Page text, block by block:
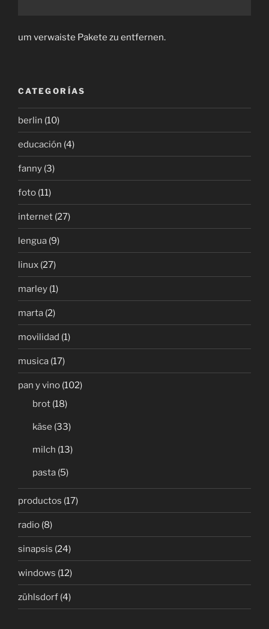
um verwaiste Pakete zu entfernen.
CATEGORÍAS
berlin (10)
educación (4)
fanny (3)
foto (11)
internet (27)
lengua (9)
linux (27)
marley (1)
marta (2)
movilidad (1)
musica (17)
pan y vino (102)
brot (18)
käse (33)
milch (13)
pasta (5)
productos (17)
radio (8)
sinapsis (24)
windows (12)
zühlsdorf (4)